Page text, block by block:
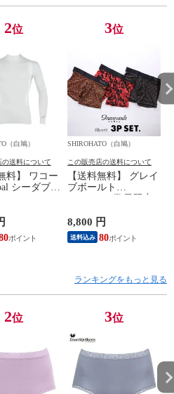
2位
（白鳩）
の送料について
料】 ワコー
シーダブリ
柔流 ジュウ
ンズ トッ
イネック
3位
SHIROHATO（白鳩）
この販売店の送料について
【送料無料】 グレイ
ブボールト
サーパンツ おまかせ
3P 福袋 ショート ロ
ーライズ 3枚セット
8,800 円
送料込み 80
ランキングをもっと見る
2位 3位